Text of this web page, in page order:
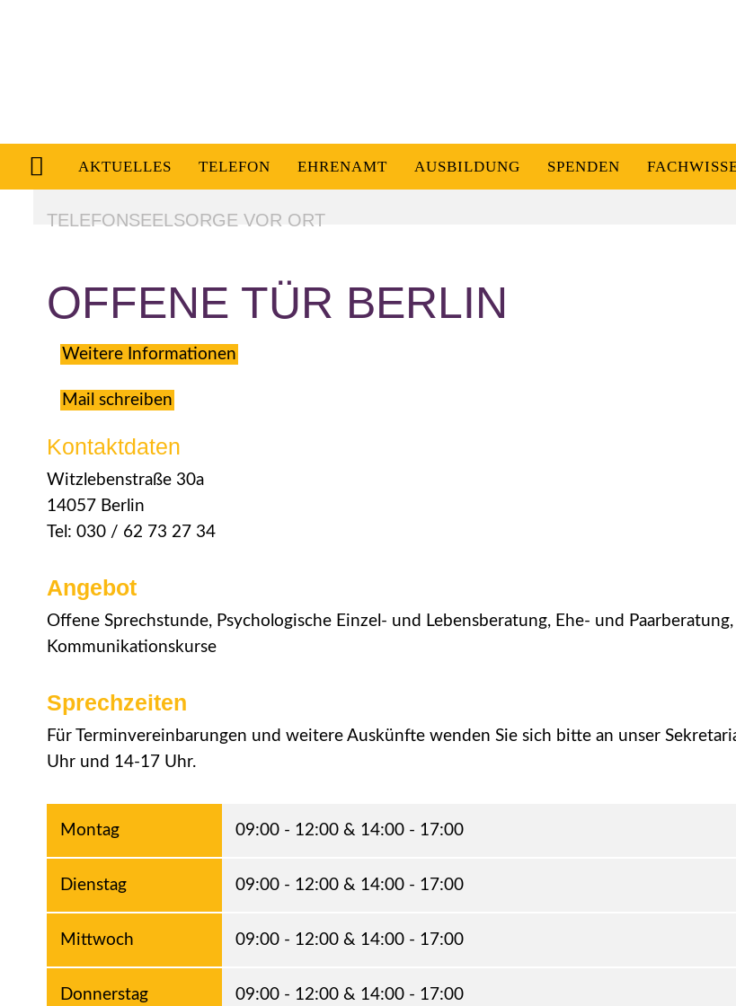
AKTUELLES TELEFON EHRENAMT AUSBILDUNG SPENDEN
TELEFONSEELSORGE VOR ORT
OFFENE TÜR BERLIN
Weitere Informationen
Mail schreiben
Kontaktdaten
Witzlebenstraße 30a
14057 Berlin
Tel: 030 / 62 73 27 34
Angebot
Offene Sprechstunde, Psychologische Einzel- und Lebensberatung, Ehe- und
Kommunikationskurse
Sprechzeiten
Für Terminvereinbarungen und weitere Auskünfte wenden Sie sich bitte an unser
Uhr und 14-17 Uhr.
Montag 09:00 - 12:00 & 14:00 - 17:00
Dienstag 09:00 - 12:00 & 14:00 - 17:00
Mittwoch 09:00 - 12:00 & 14:00 - 17:00
Donnerstag 09:00 - 12:00 & 14:00 - 17:00